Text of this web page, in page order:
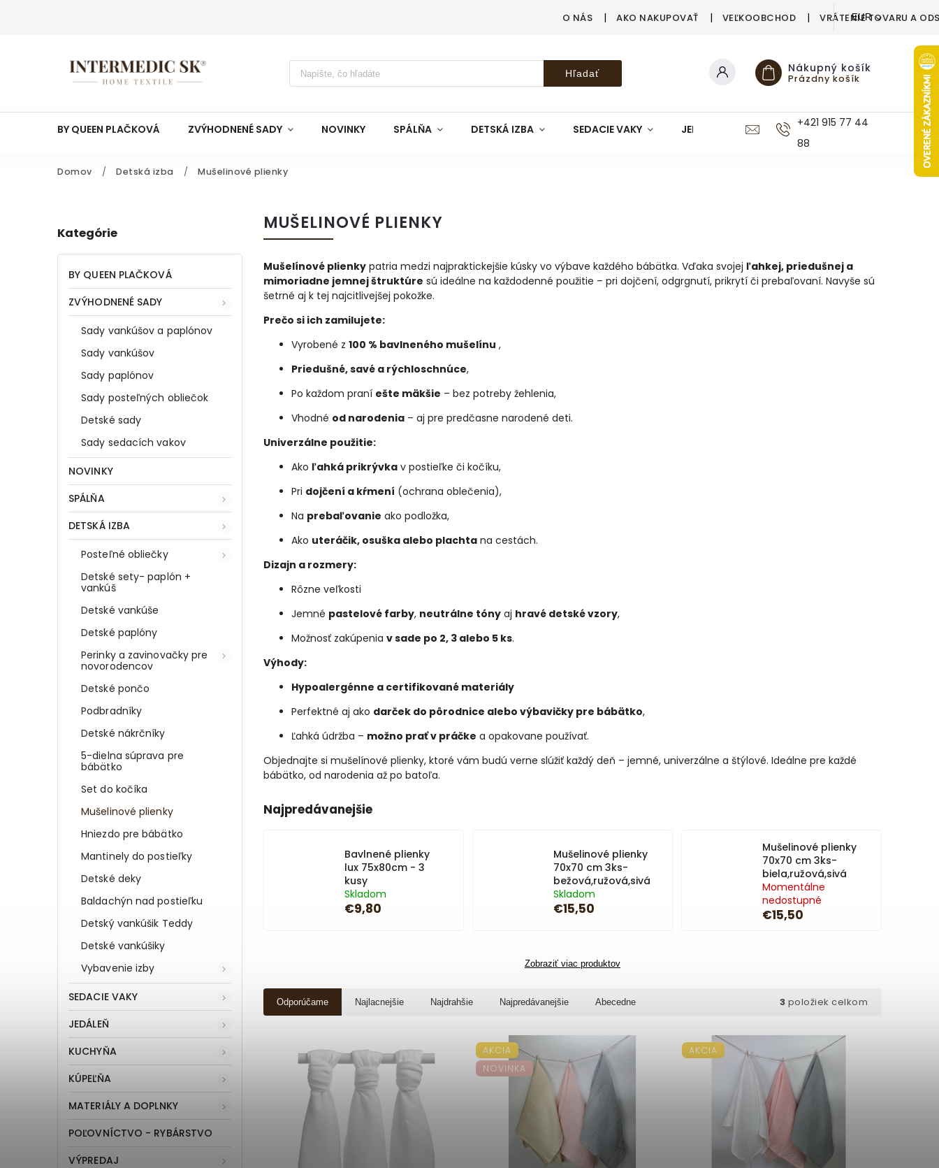
O NÁS AKO NAKUPOVAŤ VEĽKOOBCHOD VRÁTENIE TOVARU A
EUR
Hľadať Nákupný košík
Prázdny košík
BY QUEEN PLAČKOVÁ ZVÝHODNENÉ SADY NOVINKY SPÁLŇA DETSKÁ IZBA SEDACIE VAKY JEDÁLEŇ KUCHYŇA KÚPEĽŇA
+421 915 77 44
88
Domov / Detská izba / Mušelinové plienky
Kategórie
BY QUEEN PLAČKOVÁ
ZVÝHODNENÉ SADY
Sady vankúšov a paplónov
Sady vankúšov
Sady paplónov
Sady posteľných obliečok
Detské sady
Sady sedacích vakov
NOVINKY
SPÁLŇA
DETSKÁ IZBA
Posteľné obliečky
Detské sety- paplón +
vankúš
Detské vankúše
Detské paplóny
Perinky a zavinovačky pre
novorodencov
Detské pončo
Podbradníky
Detské nákrčníky
5-dielna súprava pre
bábätko
Set do kočíka
Mušelinové plienky
Hniezdo pre bábätko
Mantinely do postieľky
Detské deky
Baldachýn nad postieľku
Detský vankúšik Teddy
Detské vankúšiky
Vybavenie izby
SEDACIE VAKY
JEDÁLEŇ
KUCHYŇA
KÚPEĽŇA
MATERIÁLY A DOPLNKY
POĽOVNÍCTVO - RYBÁRSTVO
VÝPREDAJ
MUŠELINOVÉ PLIENKY
Mušelínové plienky patria medzi najpraktickejšie kúsky vo výbave každého bábätka. Vďaka svojej ľahkej, priedušnej a
mimoriadne jemnej štruktúre sú ideálne na každodenné použitie – pri dojčení, odgrgnutí, prikrytí či prebaľovaní. Navyše sú
šetrné aj k tej najcitlivejšej pokožke.
Prečo si ich zamilujete:
Vyrobené z 100 % bavlneného mušelínu ,
Priedušné, savé a rýchloschnúce,
Po každom praní ešte mäkšie – bez potreby žehlenia,
Vhodné od narodenia – aj pre predčasne narodené deti.
Univerzálne použitie:
Ako ľahká prikrývka v postieľke či kočíku,
Pri dojčení a kŕmení (ochrana oblečenia),
Na prebaľovanie ako podložka,
Ako uteráčik, osuška alebo plachta na cestách.
Dizajn a rozmery:
Rôzne veľkosti
Jemné pastelové farby, neutrálne tóny aj hravé detské vzory,
Možnosť zakúpenia v sade po 2, 3 alebo 5 ks.
Výhody:
Hypoalergénne a certifikované materiály
Perfektné aj ako darček do pôrodnice alebo výbavičky pre bábätko,
Ľahká údržba – možno prať v práčke a opakovane používať.
Objednajte si mušelínové plienky, ktoré vám budú verne slúžiť každý deň – jemné, univerzálne a štýlové. Ideálne pre každé
bábätko, od narodenia až po batoľa.
Najpredávanejšie
Bavlnené plienky
lux 75x80cm - 3
kusy
Skladom
€9,80
Mušelinové plienky
70x70 cm 3ks-
bežová,ružová,sivá
Skladom
€15,50
Mušelinové plienky
70x70 cm 3ks-
biela,ružová,sivá
Momentálne
nedostupné
€15,50
Zobraziť viac produktov
Odporúčame Najlacnejšie Najdrahšie Najpredávanejšie Abecedne 3 položiek celkom
AKCIA
NOVINKA
AKCIA